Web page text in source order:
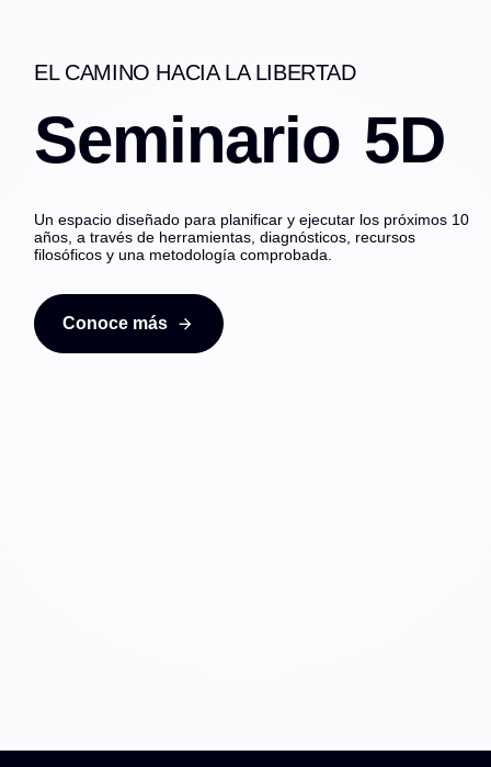
EL CAMINO HACIA LA LIBERTAD
Seminario 5D
Un espacio diseñado para planificar y ejecutar los próximos 10
años, a través de herramientas, diagnósticos, recursos
filosóficos y una metodología comprobada.
Conoce más